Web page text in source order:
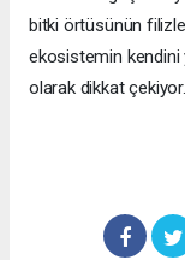
bitki örtüsünün
ekosistemin
olarak dikkat çekiyor.